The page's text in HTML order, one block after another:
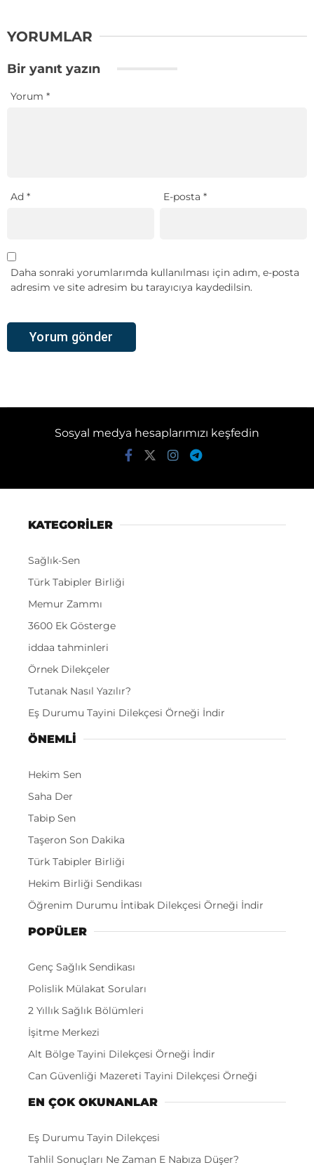
YORUMLAR
Bir yanıt yazın
Yorum *
Ad * E-posta*
Daha sonraki yorumlarımda kullanılması için adım, e-posta
adresim ve site adresim bu tarayıcıya kaydedilsin.
Sosyal medya hesaplarımızı keşfedin
KATEGORİLER
Sağlık-Sen
Türk Tabipler Birliği
Memur Zammı
3600 Ek Gösterge
iddaa tahminleri
Örnek Dilekçeler
Tutanak Nasıl Yazılır?
Eş Durumu Tayini Dilekçesi Örneği İndir
ÖNEMLI
Hekim Sen
Saha Der
Tabip Sen
Taşeron Son Dakika
Türk Tabipler Birliği
Hekim Birliği Sendikası
Öğrenim Durumu İntibak Dilekçesi Örneği İndir
POPÜLER
Genç Sağlık Sendikası
Polislik Mülakat Soruları
2 Yıllık Sağlık Bölümleri
İşitme Merkezi
Alt Bölge Tayini Dilekçesi Örneği İndir
Can Güvenliği Mazereti Tayini Dilekçesi Örneği
EN ÇOK OKUNANLAR
Eş Durumu Tayin Dilekçesi
Tahlil Sonuçları Ne Zaman E Nabıza Düşer?